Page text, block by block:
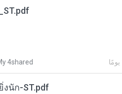
4shared
งนัก-ST.pdf